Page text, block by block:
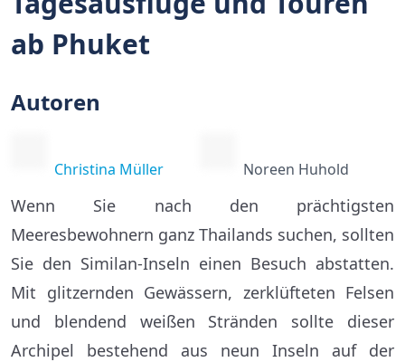
ab Phuket
Autoren
Christina Müller Noreen Huhold
Wenn Sie nach den prächtigsten
Meeresbewohnern ganz Thailands suchen, sollten
Sie den Similan-Inseln einen Besuch abstatten.
Mit glitzernden Gewässern, zerklüfteten Felsen
und blendend weißen Stränden sollte dieser
Archipel bestehend aus neun Inseln auf der